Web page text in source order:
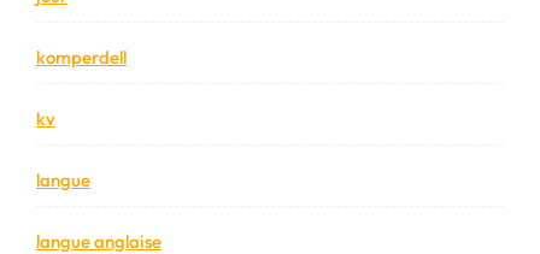
komperdell
kv
langue
langue anglaise